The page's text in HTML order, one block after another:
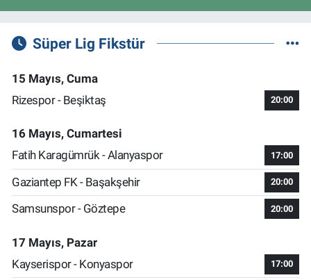
Süper Lig Fikstür
15 Mayıs, Cuma
Rizespor - Beşiktaş
20:00
16 Mayıs, Cumartesi
Fatih Karagümrük - Alanyaspor
17:00
Gaziantep FK - Başakşehir 20:00
Samsunspor - Göztepe 20:00
17 Mayıs, Pazar
Kayserispor - Konyaspor
17:00